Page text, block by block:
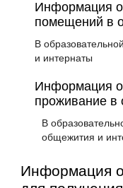
Информация
помещений в
В
и интернаты
Информация
проживание в
В
общежития и
Информация